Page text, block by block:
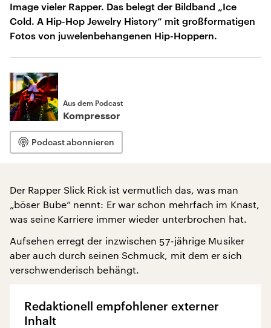
Image vieler Rapper. Das belegt der Bildband „Ice
Cold. A Hip-Hop Jewelry History“ mit großformatigen
Fotos von juwelenbehangenen Hip-Hoppern.
Aus dem Podcast
Kompressor
Podcast abonnieren
Der Rapper Slick Rick ist vermutlich das, was man
„böser Bube“ nennt: Er war schon mehrfach im Knast,
was seine Karriere immer wieder unterbrochen hat.
Aufsehen erregt der inzwischen 57-jährige Musiker
aber auch durch seinen Schmuck, mit dem er sich
verschwenderisch behängt.
Redaktionell empfohlener externer
Inhalt